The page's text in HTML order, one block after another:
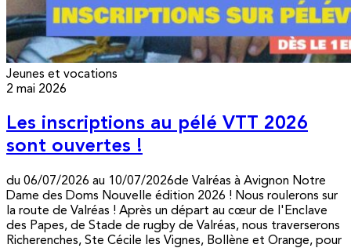
Jeunes et vocations
2 mai 2026
Les inscriptions au pélé VTT 2026
sont ouvertes !
du 06/07/2026 au 10/07/2026de Valréas à Avignon Notre
Dame des Doms Nouvelle édition 2026 ! Nous roulerons sur
la route de Valréas ! Après un départ au cœur de l'Enclave
des Papes, de Stade de rugby de Valréas, nous traverserons
Richerenches, Ste Cécile les Vignes, Bollène et Orange, pour